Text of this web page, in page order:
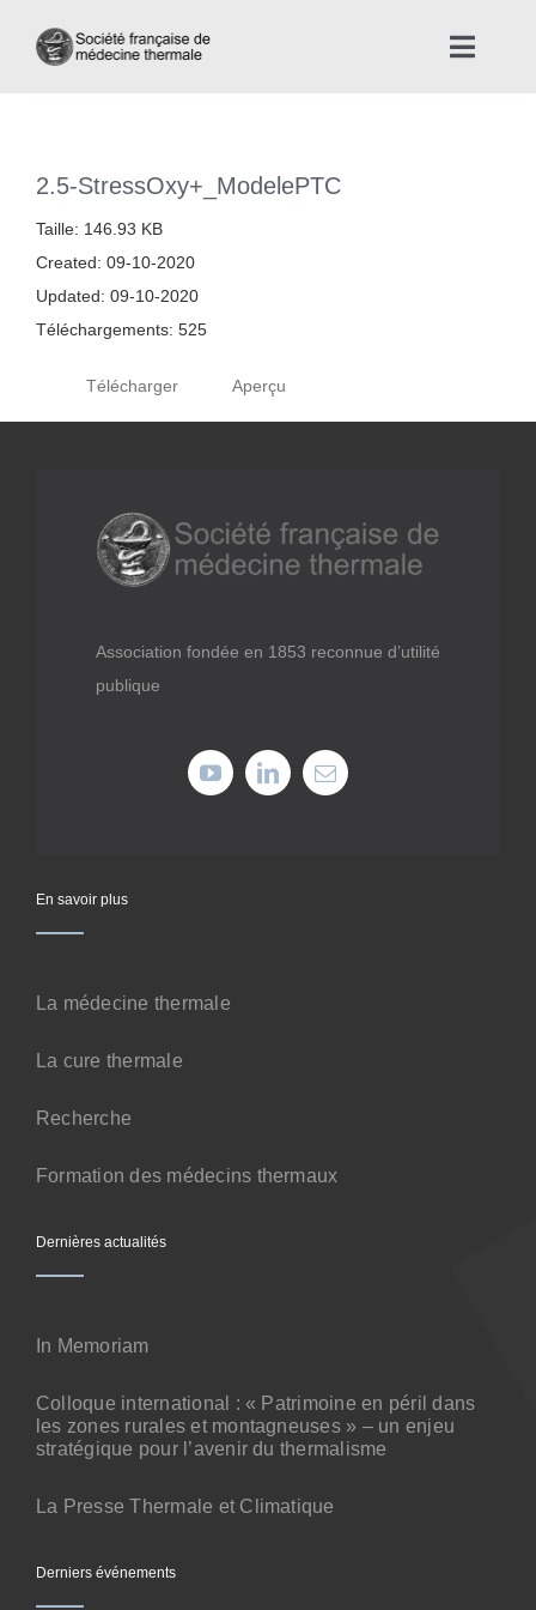
Toggle
Actualités
Médiathèque
Recherche
Offres professionnelles
Cotiser
Faire un don
2.5-StressOxy+_ModelePTC
Taille: 146.93 KB
Created: 09-10-2020
Updated: 09-10-2020
Téléchargements: 525
Télécharger Aperçu
Association fondée en 1853 reconnue d’utilité
publique
En savoir plus
La médecine thermale
La cure thermale
Recherche
Formation des médecins thermaux
Dernières actualités
In Memoriam
Colloque international : « Patrimoine en péril dans
les zones rurales et montagneuses » – un enjeu
stratégique pour l’avenir du thermalisme
La Presse Thermale et Climatique
Derniers événements